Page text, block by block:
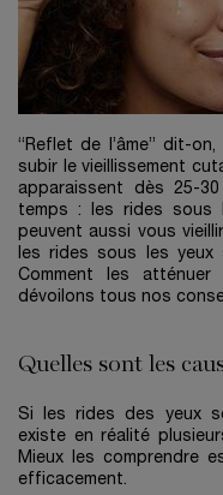
“Reflet de l’âme” dit-
subir le vieillissement
apparaissent dès 25-
temps : les rides sous
peuvent aussi vous
les rides sous les
Comment les
dévoilons tous nos
Quelles sont les
Si les rides des yeux
existe en réalité
Mieux les comprendre
efficacement.